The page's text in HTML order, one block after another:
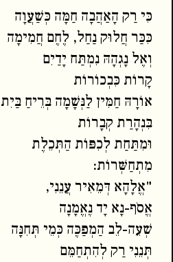
כִּי רַק הָאַהֲבָה חַמָּה כְּשַׁעֲוָה
כִּכַּר חֲלוּק נַחַל, לֶחֶם חֲמִימָה
וְאֶל נָגְהָהּ נִמְתַּח יָדַיִם
קָרוֹת כִּבְכוֹרוֹת
אוֹרָהּ חַמִּין לַנְּשָׁמָה בְּרֵיחַ בַּיִת
בִּנְהָרַת קְבָרוֹת
וּמִתַּחַת לְכִפּוֹת הַתְּכֵלֶת
מִתְחַשְּׁרוֹת:
"אֱלָהָא דְּמֵאִיר עֲנֵנִי,
אֱסֹף-נָא יָד נֶאֱמָנָה
שְׁעֵה-לֵב הַמְפַכֶּה כְּמֵי תְּחִנָּה
תְּנֵנִי רַק לְהִתְחַמֵּם